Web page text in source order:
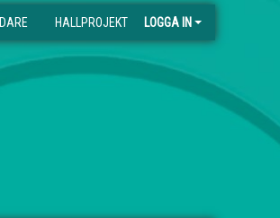
HALLPROJEKT LOGGA IN